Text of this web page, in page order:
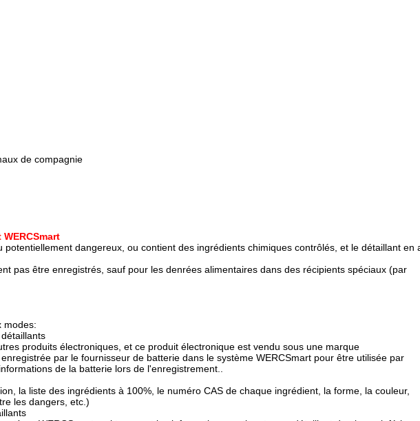
de compagnie
dangereux, ou contient des ingrédients chimiques contrôlés, et le détaillant en
pas être enregistrés, sauf pour les denrées alimentaires dans des récipients spéciaux (par
modes:
produits électroniques, et ce produit électronique est vendu sous une marque
par le fournisseur de batterie dans le système WERCSmart pour être utilisée par
de la batterie lors de l'enregistrement..
la liste des ingrédients à 100%, le numéro CAS de chaque ingrédient, la forme, la couleur,
les dangers, etc.)